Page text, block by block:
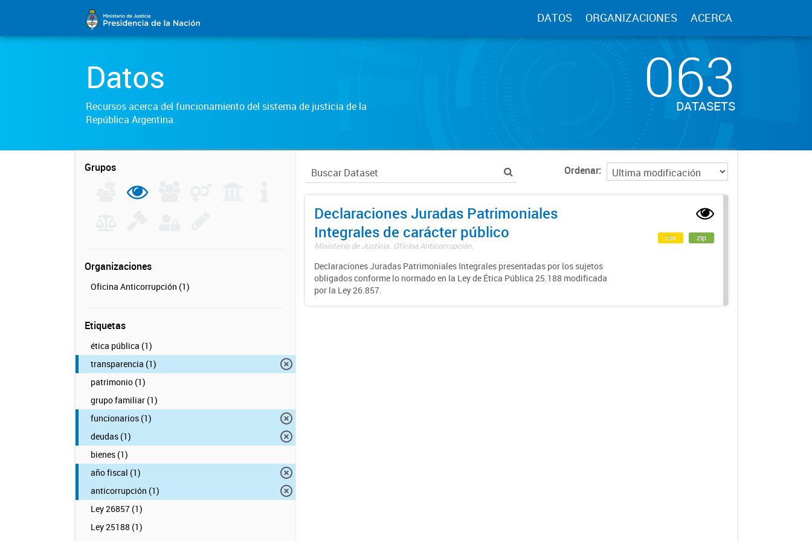
DATOS ORGANIZACIONES ACERCA
Datos
Recursos acerca del funcionamiento del sistema de justicia de la
República Argentina.
063
DATASETS
Grupos
Organizaciones
Oficina Anticorrupción (1)
Etiquetas
ética pública (1)
transparencia (1)
patrimonio (1)
grupo familiar (1)
funcionarios (1)
deudas (1)
bienes (1)
año fiscal (1)
anticorrupción (1)
Ley 26857 (1)
Ley 25188 (1)
Ordenar
Declaraciones Juradas Patrimoniales
Integrales de carácter público
Ministerio de Justicia. Oficina Anticorrupción.
Declaraciones Juradas Patrimoniales Integrales presentadas por los sujetos
obligados conforme lo normado en la Ley de Ética Pública 25.188 modificada
por la Ley 26.857.
csv zip